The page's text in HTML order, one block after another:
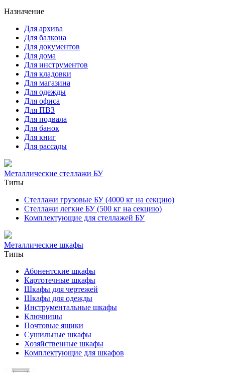
Назначение
Для архива
Для балкона
Для документов
Для дома
Для инструментов
Для кладовки
Для магазина
Для одежды
Для офиса
Для ПВЗ
Для подвала
Для банок
Для книг
Для рассады
Металлические стеллажи БУ
Типы
Стеллажи грузовые БУ (4000 кг на секцию)
Стеллажи легкие БУ (500 кг на секцию)
Комплектующие для стеллажей БУ
Металлические шкафы
Типы
Абонентские шкафы
Картотечные шкафы
Шкафы для чертежей
Шкафы для одежды
Инструментальные шкафы
Ключницы
Почтовые ящики
Сушильные шкафы
Хозяйственные шкафы
Комплектующие для шкафов